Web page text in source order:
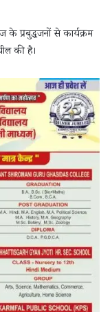
के प्रबुद्धजनों से कार्यक्रम
की है।